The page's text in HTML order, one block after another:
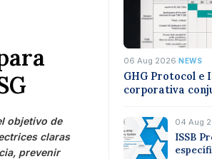
objetivo de
claras
prevenir
06 Aug 2026·NEWS
GHG Protocol e
corporativa
04 Aug
ISSB